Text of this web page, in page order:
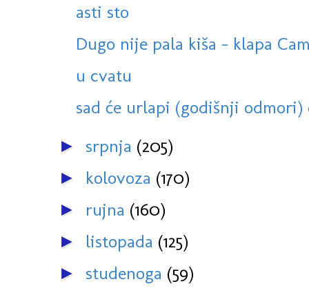
asti sto
Dugo nije pala kiša - klapa
u cvatu
sad će urlapi (godišnji odmori)
► srpnja (205)
► kolovoza (170)
► rujna (160)
► listopada (125)
► studenoga (59)